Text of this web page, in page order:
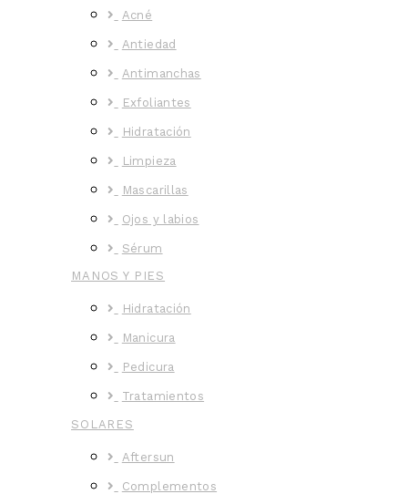
Acné
Antiedad
Antimanchas
Exfoliantes
Hidratación
Limpieza
Mascarillas
Ojos y labios
Sérum
MANOS Y PIES
Hidratación
Manicura
Pedicura
Tratamientos
SOLARES
Aftersun
Complementos